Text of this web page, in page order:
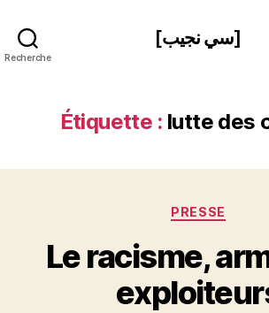
Recherche
[سي نجيب]
Étiquette : lutte des
Catégories
PRESSE
Le racisme,
a
S